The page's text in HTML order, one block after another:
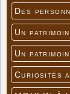
Des
Un
Un
Curiosités